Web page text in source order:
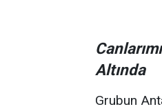
Altında
Grubun